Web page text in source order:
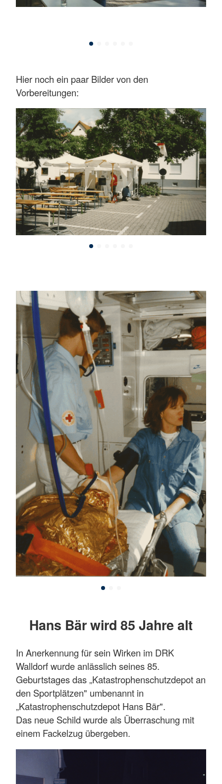
Hier noch ein paar Bilder von den
Vorbereitungen:
Hans Bär wird 85 Jahre alt
In Anerkennung für sein Wirken im DRK
Walldorf wurde anlässlich seines 85.
Geburtstages das „Katastrophenschutzdepot an
den Sportplätzen" umbenannt in
„Katastrophenschutzdepot Hans Bär".
Das neue Schild wurde als Überraschung mit
einem Fackelzug übergeben.